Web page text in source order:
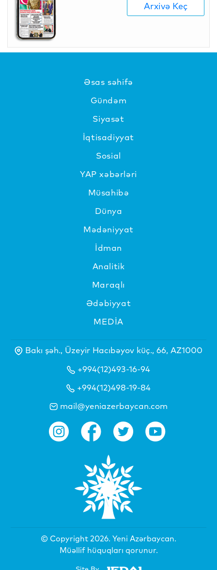
Arxivə Keç
Əsas səhifə
Gündəm
Siyasət
İqtisadiyyat
Sosial
YAP xəbərləri
Müsahibə
Dünya
Mədəniyyat
İdman
Analitik
Maraqlı
Ədəbiyyat
MEDİA
Bakı şəh., Üzeyir Hacıbəyov küç., 66, AZ1000
+994(12)493-16-94
+994(12)498-19-84
mail@yeniazerbaycan.com
© Copyright 2026. Yeni Azərbaycan.
Müəllif hüquqları qorunur.